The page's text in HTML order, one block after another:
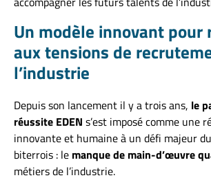
Un modèle innovant pour
aux tensions de
l’industrie
Depuis son lancement il y a trois ans, le
réussite EDEN s’est imposé comme une
innovante et humaine à un défi majeur
biterrois : le manque de main-d’œuvre
métiers de l’industrie.